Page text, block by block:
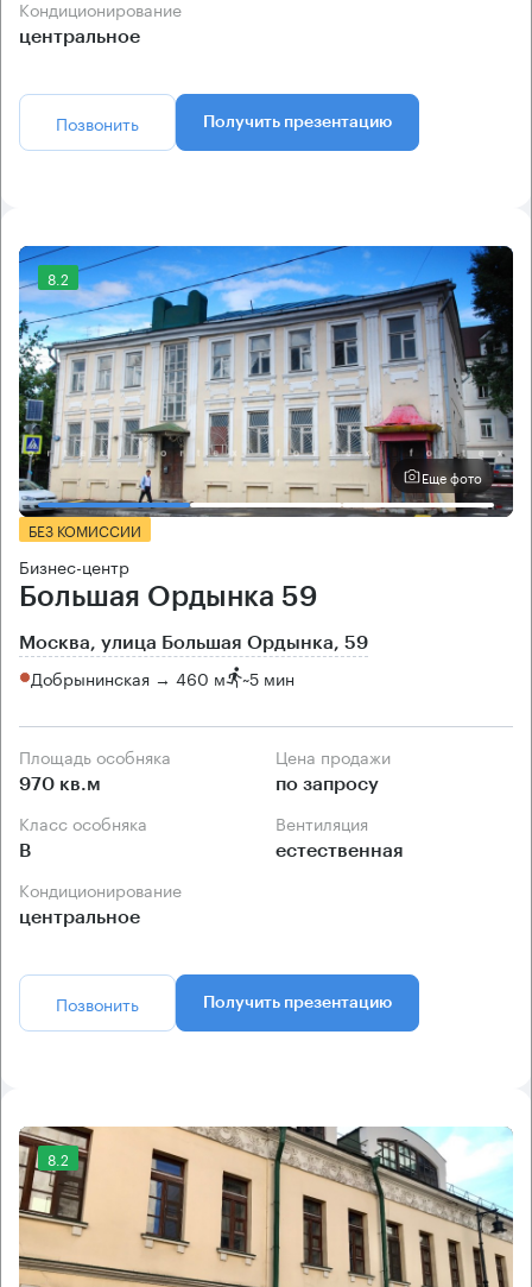
Кондиционирование
центральное
Позвонить Получить презентацию
8.2
Еще фото
БЕЗ КОМИССИИ
Бизнес-центр
Большая Ордынка 59
Москва, улица Большая Ордынка, 59
Добрынинская → 460 м ~5 мин
Площадь особняка
970 кв.м
Цена продажи
по запросу
Класс особняка
B
Вентиляция
естественная
Кондиционирование
центральное
Позвонить Получить презентацию
8.2